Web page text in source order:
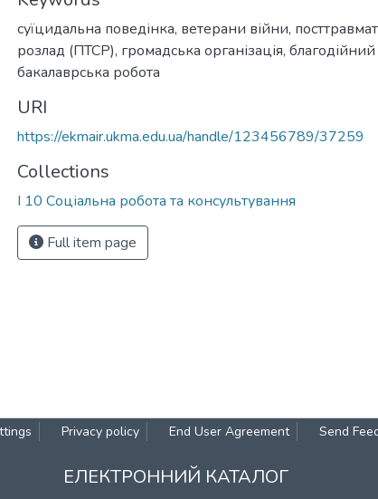
суїцидальна поведінка, ветерани війни,
розлад (ПТСР), громадська організація,
бакалаврська робота
URI
https://ekmair.ukma.edu.ua/handle/123456789/37259
Collections
І 10 Соціальна робота та консультування
Full item page
Privacy policy End User Agreement Send
ЕЛЕКТРОННИЙ КАТАЛОГ